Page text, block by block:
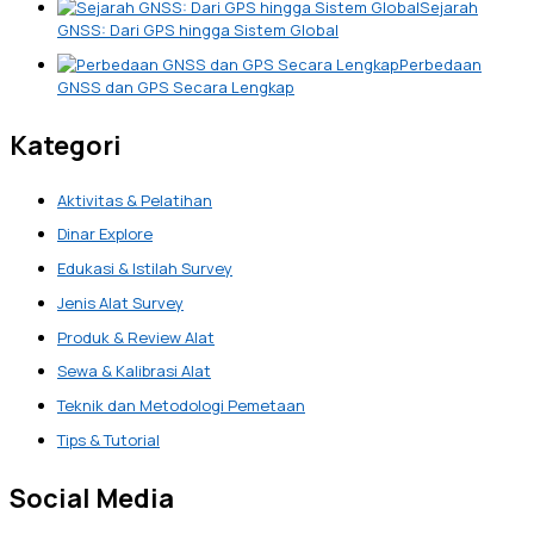
Sejarah
GNSS: Dari GPS hingga Sistem Global
Perbedaan
GNSS dan GPS Secara Lengkap
Kategori
Aktivitas & Pelatihan
Dinar Explore
Edukasi & Istilah Survey
Jenis Alat Survey
Produk & Review Alat
Sewa & Kalibrasi Alat
Teknik dan Metodologi Pemetaan
Tips & Tutorial
Social Media